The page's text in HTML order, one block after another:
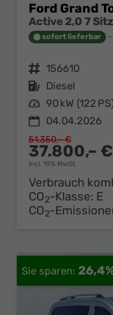
Ford Grand
sofort lieferbar
Fahrzeugnr. 156610
Kraftstoff Diesel
Leistung 90 kW (122 PS)
04.04.2026
37.800,– €
incl. 19% MwSt.
51.350,– €
Verbrauch
CO2-Klasse: E
CO2-